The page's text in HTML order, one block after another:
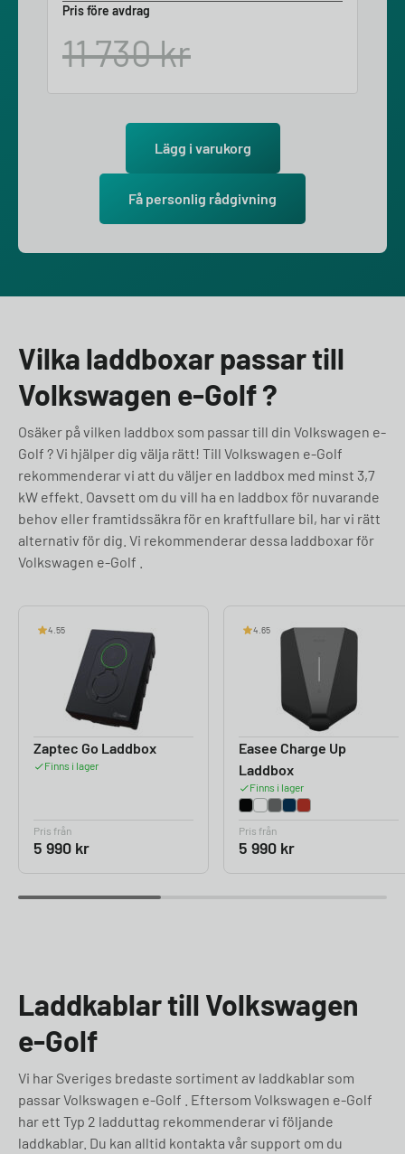
Pris före avdrag
11 730kr
Lägg i varukorg
Få personlig rådgivning
Vilka laddboxar passar till
Volkswagen e-Golf ?
Osäker på vilken laddbox som passar till din Volkswagen e-
Golf ? Vi hjälper dig välja rätt! Till Volkswagen e-Golf
rekommenderar vi att du väljer en laddbox med minst 3,7
kW effekt. Oavsett om du vill ha en laddbox för nuvarande
behov eller framtidssäkra för en kraftfullare bil, har vi rätt
alternativ för dig. Vi rekommenderar dessa laddboxar för
Volkswagen e-Golf .
4.55
Zaptec Go Laddbox
Finns i lager
Pris från
5 990 kr
4.65
Easee Charge Up
Laddbox
Finns i lager
Pris från
5 990 kr
Laddkablar till Volkswagen
e-Golf
Vi har Sveriges bredaste sortiment av laddkablar som
passar Volkswagen e-Golf . Eftersom Volkswagen e-Golf
har ett Typ 2 ladduttag rekommenderar vi följande
laddkablar. Du kan alltid kontakta vår support om du